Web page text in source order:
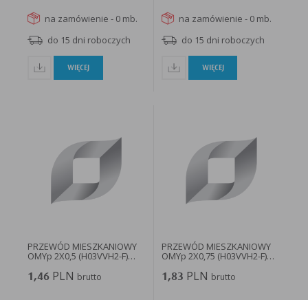
na zamówienie - 0 mb.
do 15 dni roboczych
WIĘCEJ
na zamówienie - 0 mb.
do 15 dni roboczych
WIĘCEJ
PRZEWÓD MIESZKANIOWY
OMYp 2X0,5 (H03VVH2-F)
czarny...
1,46PLN brutto
PRZEWÓD MIESZKANIOWY
OMYp 2X0,75 (H03VVH2-F)
BĘBEN...
1,83 PLN brutto